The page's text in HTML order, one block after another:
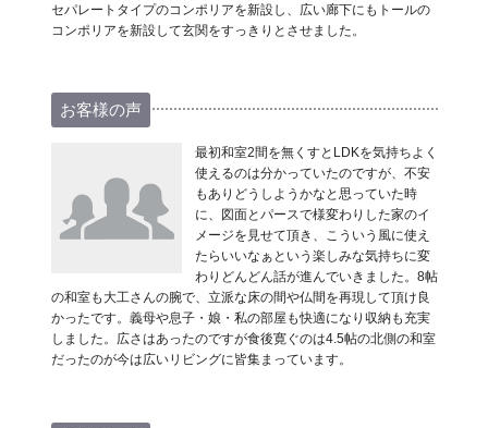
セパレートタイプのコンポリアを新設し、広い廊下にもトールの
コンポリアを新設して玄関をすっきりとさせました。
お客様の声
最初和室2間を無くすとLDKを気持ちよく
使えるのは分かっていたのですが、不安
もありどうしようかなと思っていた時
に、図面とパースで様変わりした家のイ
メージを見せて頂き、こういう風に使え
たらいいなぁという楽しみな気持ちに変
わりどんどん話が進んでいきました。8帖
の和室も大工さんの腕で、立派な床の間や仏間を再現して頂け良
かったです。義母や息子・娘・私の部屋も快適になり収納も充実
しました。広さはあったのですが食後寛ぐのは4.5帖の北側の和室
だったのが今は広いリビングに皆集まっています。